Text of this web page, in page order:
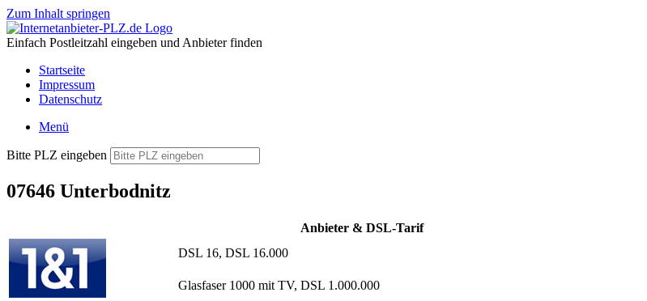
Zum Inhalt springen
Einfach Postleitzahl eingeben und Anbieter finden
Startseite
Impressum
Datenschutz
Menü
Bitte PLZ eingeben
07646 Unterbodnitz
Anbieter & DSL-Tarif
DSL 16, DSL 16.000
Glasfaser 1000 mit TV, DSL 1.000.000